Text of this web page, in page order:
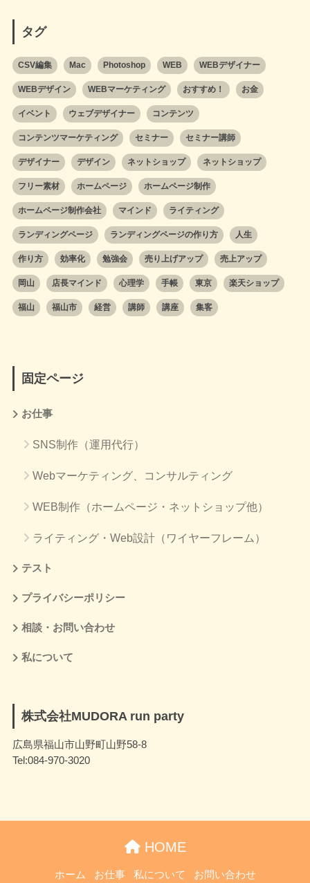
タグ
CSV編集 Mac Photoshop WEB WEBデザイナー
WEBデザイン WEBマーケティング おすすめ！ お金
イベント ウェブデザイナー コンテンツ
コンテンツマーケティング セミナー セミナー講師
デザイナー デザイン ネットショップ ネットショップ
フリー素材 ホームページ ホームページ制作
ホームページ制作会社 マインド ライティング
ランディングページ ランディングページの作り方 人生
作り方 効率化 勉強会 売り上げアップ 売上アップ
岡山 店長マインド 心理学 手帳 東京 楽天ショップ
福山 福山市 経営 講師 講座 集客
固定ページ
お仕事
SNS制作（運用代行）
Webマーケティング、コンサルティング
WEB制作（ホームページ・ネットショップ他）
ライティング・Web設計（ワイヤーフレーム）
テスト
プライバシーポリシー
相談・お問い合わせ
私について
株式会社MUDORA run party
広島県福山市山野町山野58-8
Tel:084-970-3020
HOME
ホーム お仕事 私について お問い合わせ